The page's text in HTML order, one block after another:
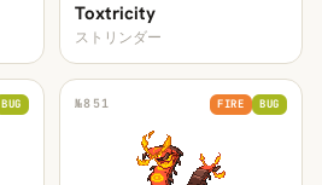
Toxtricity
ストリンダー
BUG №851 FIRE BUG